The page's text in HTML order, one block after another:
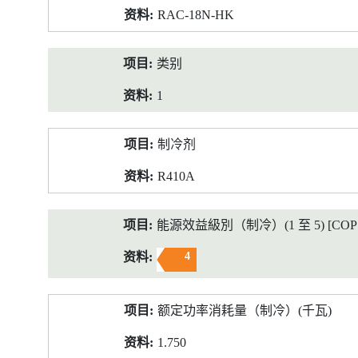
RAC-18N-HK
类别
1
制冷剂
R410A
能源效益級別（制冷）(1 至 5) [COP
4
额定功率消耗量（制冷）(千瓦)
1.750